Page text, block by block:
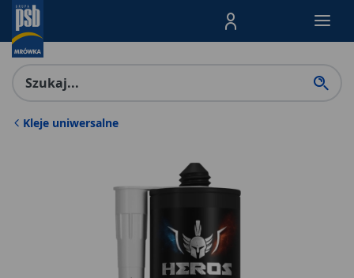
Menu Produktów,
Kleje uniwersalne